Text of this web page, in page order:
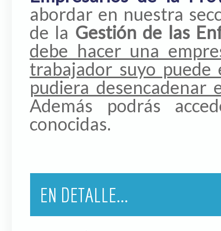
abordar en nuestra
de la Gestión de las
debe hacer una
trabajador suyo
pudiera desencadenar
Además podrás
conocidas.
EN DETALLE...